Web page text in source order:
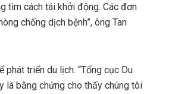
tìm cách tái khởi động. Các đơn
chống dịch bệnh”, ông Tan
triển du lịch. “Tổng cục Du
là bằng chứng cho thấy chúng tôi